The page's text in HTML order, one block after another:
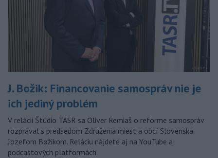
J. Božik: Financovanie samospráv nie je
ich jediný problém
V relácii Štúdio TASR sa Oliver Remiaš o reforme samospráv
rozprával s predsedom Združenia miest a obcí Slovenska
Jozefom Božikom. Reláciu nájdete aj na YouTube a
podcastových platformách.